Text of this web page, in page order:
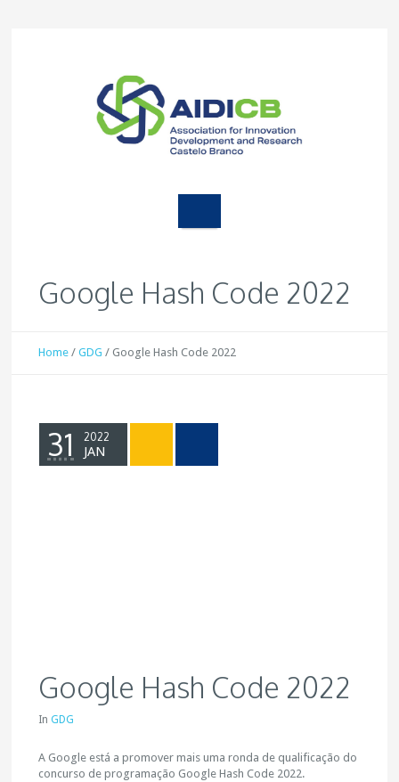
Google Hash Code 2022
Home /GDG /Google Hash Code 2022
31 2022
JAN
Google Hash Code 2022
InGDG
A Google está a promover mais uma ronda de qualificação do
concurso de programação Google Hash Code 2022.